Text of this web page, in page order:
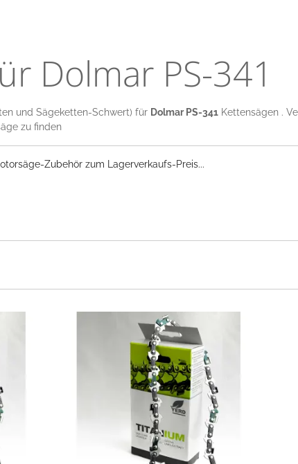
Dolmar PS-341
und Sägeketten-Schwert) für Dolmar PS-341 Kettensägen .
zu finden
Zubehör zum Lagerverkaufs-Preis...